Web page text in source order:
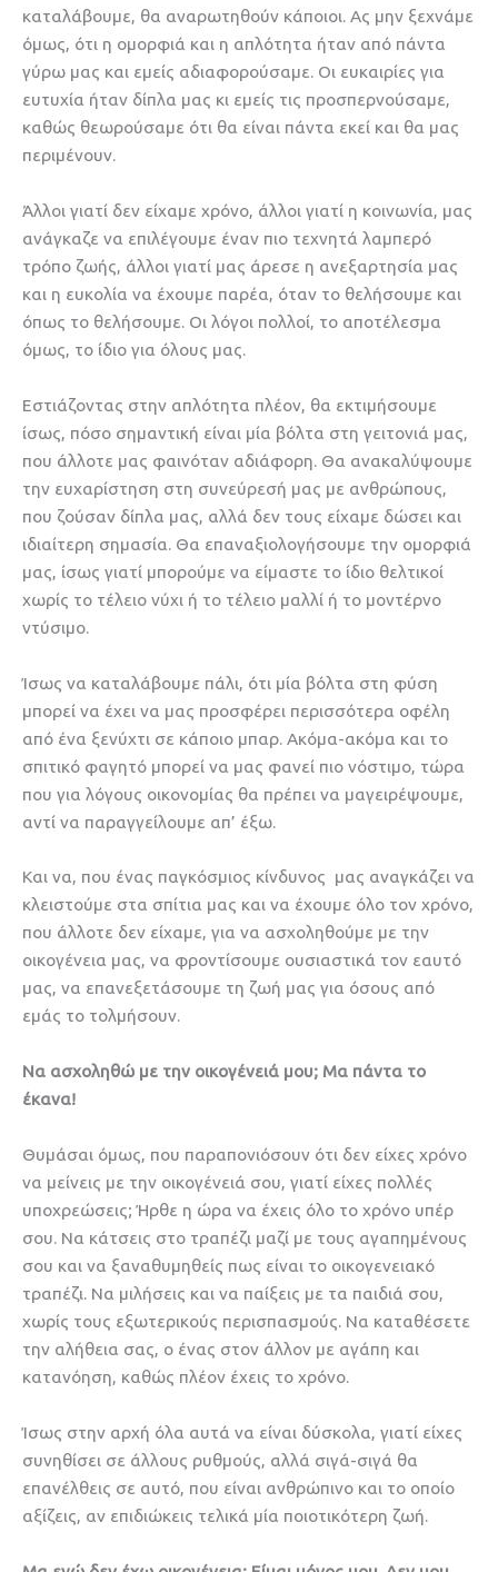
καταλάβουμε, θα αναρωτηθούν κάποιοι. Ας μην ξεχνάμε
όμως, ότι η ομορφιά και η απλότητα ήταν από πάντα
γύρω μας και εμείς αδιαφορούσαμε. Οι ευκαιρίες για
ευτυχία ήταν δίπλα μας κι εμείς τις προσπερνούσαμε,
καθώς θεωρούσαμε ότι θα είναι πάντα εκεί και θα μας
περιμένουν.
Άλλοι γιατί δεν είχαμε χρόνο, άλλοι γιατί η κοινωνία, μας
ανάγκαζε να επιλέγουμε έναν πιο τεχνητά λαμπερό
τρόπο ζωής, άλλοι γιατί μας άρεσε η ανεξαρτησία μας
και η ευκολία να έχουμε παρέα, όταν το θελήσουμε και
όπως το θελήσουμε. Οι λόγοι πολλοί, το αποτέλεσμα
όμως, το ίδιο για όλους μας.
Εστιάζοντας στην απλότητα πλέον, θα εκτιμήσουμε
ίσως, πόσο σημαντική είναι μία βόλτα στη γειτονιά μας,
που άλλοτε μας φαινόταν αδιάφορη. Θα ανακαλύψουμε
την ευχαρίστηση στη συνεύρεσή μας με ανθρώπους,
που ζούσαν δίπλα μας, αλλά δεν τους είχαμε δώσει και
ιδιαίτερη σημασία. Θα επαναξιολογήσουμε την ομορφιά
μας, ίσως γιατί μπορούμε να είμαστε το ίδιο θελτικοί
χωρίς το τέλειο νύχι ή το τέλειο μαλλί ή το μοντέρνο
ντύσιμο.
Ίσως να καταλάβουμε πάλι, ότι μία βόλτα στη φύση
μπορεί να έχει να μας προσφέρει περισσότερα οφέλη
από ένα ξενύχτι σε κάποιο μπαρ. Ακόμα-ακόμα και το
σπιτικό φαγητό μπορεί να μας φανεί πιο νόστιμο, τώρα
που για λόγους οικονομίας θα πρέπει να μαγειρέψουμε,
αντί να παραγγείλουμε απ’ έξω.
Και να, που ένας παγκόσμιος κίνδυνος μας αναγκάζει να
κλειστούμε στα σπίτια μας και να έχουμε όλο τον χρόνο,
που άλλοτε δεν είχαμε, για να ασχοληθούμε με την
οικογένεια μας, να φροντίσουμε ουσιαστικά τον εαυτό
μας, να επανεξετάσουμε τη ζωή μας για όσους από
εμάς το τολμήσουν.
Να ασχοληθώ με την οικογένειά μου; Μα πάντα το
έκανα!
Θυμάσαι όμως, που παραπονιόσουν ότι δεν είχες χρόνο
να μείνεις με την οικογένειά σου, γιατί είχες πολλές
υποχρεώσεις; Ήρθε η ώρα να έχεις όλο το χρόνο υπέρ
σου. Να κάτσεις στο τραπέζι μαζί με τους αγαπημένους
σου και να ξαναθυμηθείς πως είναι το οικογενειακό
τραπέζι. Να μιλήσεις και να παίξεις με τα παιδιά σου,
χωρίς τους εξωτερικούς περισπασμούς. Να καταθέσετε
την αλήθεια σας, ο ένας στον άλλον με αγάπη και
κατανόηση, καθώς πλέον έχεις το χρόνο.
Ίσως στην αρχή όλα αυτά να είναι δύσκολα, γιατί είχες
συνηθίσει σε άλλους ρυθμούς, αλλά σιγά-σιγά θα
επανέλθεις σε αυτό, που είναι ανθρώπινο και το οποίο
αξίζεις, αν επιδιώκεις τελικά μία ποιοτικότερη ζωή.